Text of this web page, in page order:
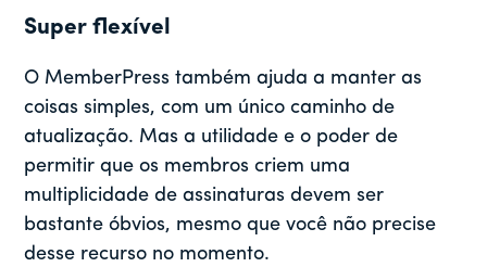
Super flexível
O MemberPress também ajuda a manter as
coisas simples, com um único caminho de
atualização. Mas a utilidade e o poder de
permitir que os membros criem uma
multiplicidade de assinaturas devem ser
bastante óbvios, mesmo que você não precise
desse recurso no momento.